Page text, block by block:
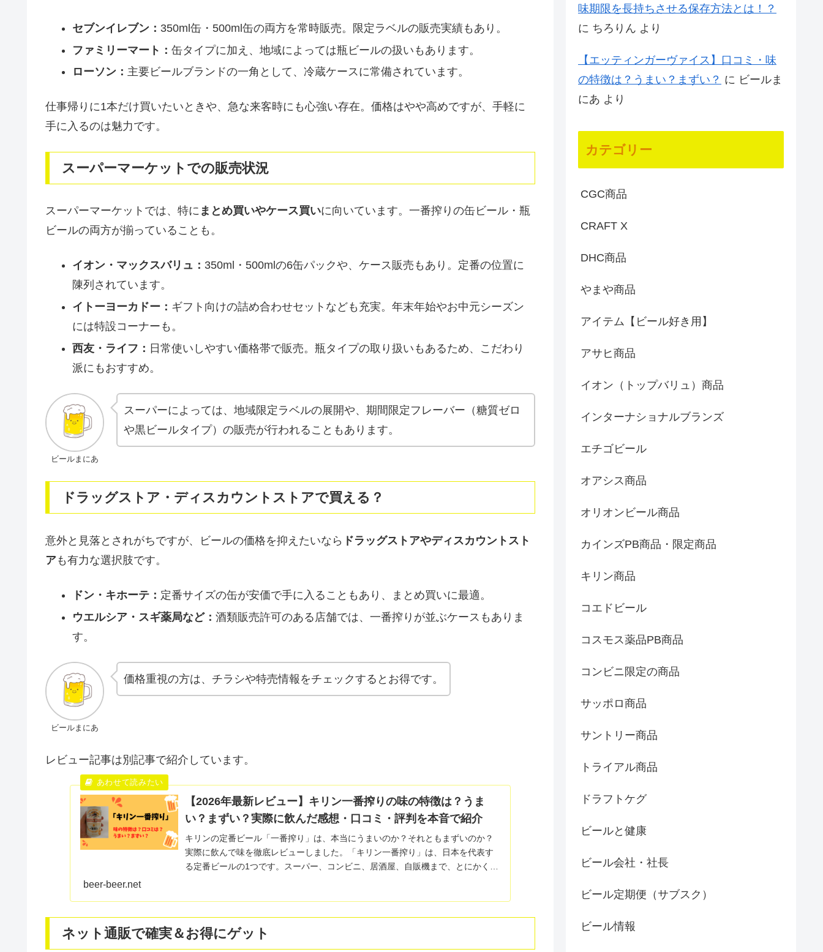
セブンイレブン： 350ml缶・500ml缶の両方を常時販売。限定ラベルの販売実績もあり。
ファミリーマート： 缶タイプに加え、地域によっては瓶ビールの扱いもあります。
ローソン： 主要ビールブランドの一角として、冷蔵ケースに常備されています。
仕事帰りに1本だけ買いたいときや、急な来客時にも心強い存在。価格はやや高めですが、手軽に
手に入るのは魅力です。
スーパーマーケットでの販売状況
スーパーマーケットでは、特に まとめ買いやケース買いに向いています。一番搾りの缶ビール・瓶
ビールの両方が揃っていることも。
イオン・マックスバリュ： 350ml・500mlの6缶パックや、ケース販売もあり。定番の位置に
陳列されています。
イトーヨーカドー： ギフト向けの詰め合わせセットなども充実。年末年始やお中元シーズン
には特設コーナーも。
西友・ライフ： 日常使いしやすい価格帯で販売。瓶タイプの取り扱いもあるため、こだわり
派にもおすすめ。
ビールまにあ
スーパーによっては、地域限定ラベルの展開や、期間限定フレーバー（糖質ゼロ
や黒ビールタイプ）の販売が行われることもあります。
ドラッグストア・ディスカウントストアで買える？
意外と見落とされがちですが、ビールの価格を抑えたいなら ドラッグストアやディスカウントスト
アも有力な選択肢です。
ドン・キホーテ： 定番サイズの缶が安価で手に入ることもあり、まとめ買いに最適。
ウエルシア・スギ薬局など： 酒類販売許可のある店舗では、一番搾りが並ぶケースもありま
す。
ビールまにあ
価格重視の方は、チラシや特売情報をチェックするとお得です。
レビュー記事は別記事で紹介しています。
【2026年最新レビュー】キリン一番搾りの味の特徴は？うま
い？まずい？実際に飲んだ感想・口コミ・評判を本音で紹介
キリンの定番ビール「一番搾り」は、本当にうまいのか？それともまずいのか？
実際に飲んで味を徹底レビューしました。「キリン一番搾り」は、日本を代表す
る定番ビールの1つです。スーパー、コンビニ、居酒屋、自販機まで、とにかく見
beer-beer.net
ネット通販で確実＆お得にゲット
味期限を長持ちさせる保存方法とは！？
に ちろりん より
【エッティンガーヴァイス】口コミ・味
の特徴は？うまい？まずい？ に ビールま
にあ より
カテゴリー
CGC商品
CRAFT X
DHC商品
やまや商品
アイテム【ビール好き用】
アサヒ商品
イオン（トップバリュ）商品
インターナショナルブランズ
エチゴビール
オアシス商品
オリオンビール商品
カインズPB商品・限定商品
キリン商品
コエドビール
コスモス薬品PB商品
コンビニ限定の商品
サッポロ商品
サントリー商品
トライアル商品
ドラフトケグ
ビールと健康
ビール会社・社長
ビール定期便（サブスク）
ビール情報